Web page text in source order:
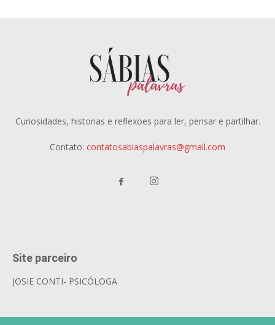
Curiosidades, historias e reflexoes para ler, pensar e partilhar.
Contato: contatosabiaspalavras@gmail.com
Site parceiro
JOSIE CONTI- PSICÓLOGA